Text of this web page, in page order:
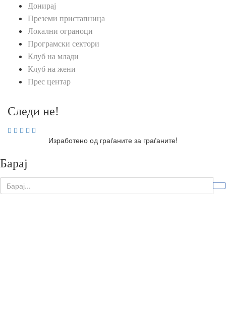
Донирај
Преземи пристапница
Локални ограноци
Програмски сектори
Клуб на млади
Клуб на жени
Прес центар
Следи не!
Изработено од граѓаните за граѓаните!
Барај